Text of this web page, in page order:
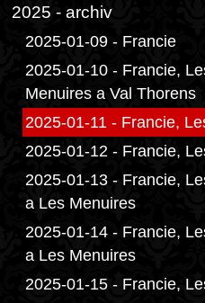
2025 - archiv
2025-01-09 - Francie
2025-01-10 - Francie,
Menuires a Val Thorens
2025-01-11 - Francie,
2025-01-12 - Francie,
2025-01-13 - Francie,
a Les Menuires
2025-01-14 - Francie,
a Les Menuires
2025-01-15 - Francie,